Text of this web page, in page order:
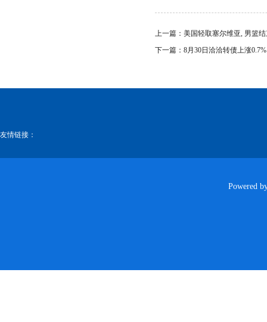
上一篇： 美国轻取塞尔维亚, 男篮
下一篇： 8月30日洽洽转债上涨
友情链接：
Powered